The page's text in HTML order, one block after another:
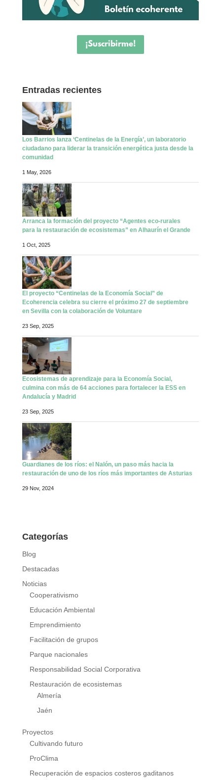
¡Suscribirme!
Entradas recientes
Los Barrios lanza ‘Centinelas de la Energía’, un laboratorio
ciudadano para liderar la transición energética justa desde la
comunidad
1 May, 2026
Arranca la formación del proyecto “Agentes eco-rurales
para la restauración de ecosistemas” en Alhaurín el Grande
1 Oct, 2025
El proyecto “Centinelas de la Economía Social” de
Ecoherencia celebra su cierre el próximo 27 de septiembre
en Sevilla con la colaboración de Voluntare
23 Sep, 2025
Ecosistemas de aprendizaje para la Economía Social,
culmina con más de 64 acciones para fortalecer la ESS en
Andalucía y Madrid
23 Sep, 2025
Guardianes de los ríos: el Nalón, un paso más hacia la
restauración de uno de los ríos más importantes de Asturias
29 Nov, 2024
Categorías
Blog
Destacadas
Noticias
Cooperativismo
Educación Ambiental
Emprendimiento
Facilitación de grupos
Parque nacionales
Responsabilidad Social Corporativa
Restauración de ecosistemas
Almería
Jaén
Proyectos
Cultivando futuro
ProClima
Recuperación de espacios costeros gaditanos